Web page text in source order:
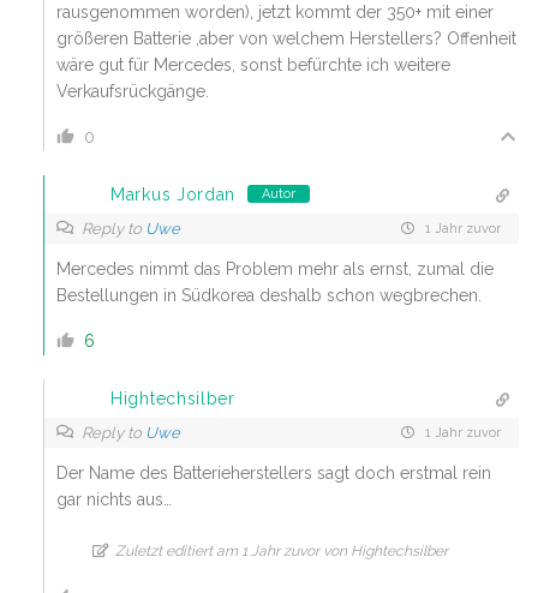
rausgenommen worden), jetzt kommt der 350+ mit einer
größeren Batterie ,aber von welchem Herstellers? Offenheit
wäre gut für Mercedes, sonst befürchte ich weitere
Verkaufsrückgänge.
0
Markus Jordan Autor
Reply to Uwe 1 Jahr zuvor
Mercedes nimmt das Problem mehr als ernst, zumal die
Bestellungen in Südkorea deshalb schon wegbrechen.
6
Hightechsilber
Reply to Uwe 1 Jahr zuvor
Der Name des Batterieherstellers sagt doch erstmal rein
gar nichts aus…
Zuletzt editiert am 1 Jahr zuvor von Hightechsilber